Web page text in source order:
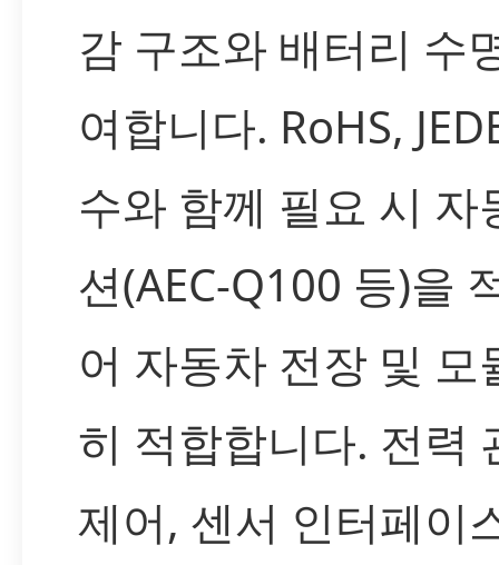
감 구조와 배터리 수
여합니다. RoHS,
수와 함께 필요 시 자
션(AEC-Q100 등)을
어 자동차 전장 및 모
히 적합합니다. 전력
제어, 센서 인터페이